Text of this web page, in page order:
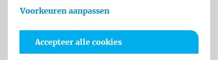
Voorkeuren aanpassen
Accepteer alle cookies